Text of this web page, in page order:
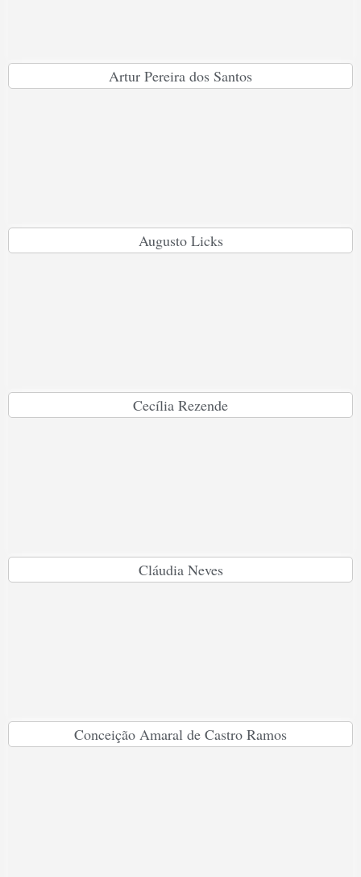
Artur Pereira dos Santos
Augusto Licks
Cecília Rezende
Cláudia Neves
Conceição Amaral de Castro Ramos